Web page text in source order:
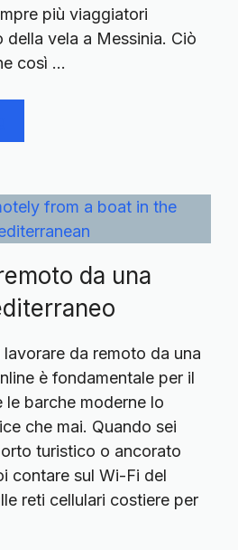
più viaggiatori
vela a Messinia. Ciò
così …
da una
da remoto da una
è fondamentale per il
barche moderne lo
che mai. Quando sei
turistico o ancorato
contare sul Wi-Fi del
reti cellulari costiere per